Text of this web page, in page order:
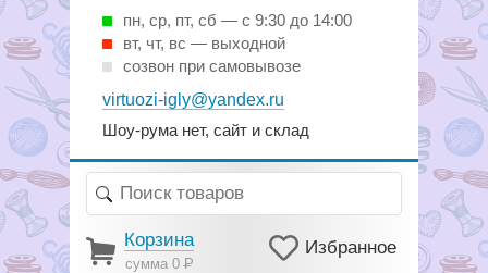
пн, ср, пт, cб — с 9:30 до 14:00
вт, чт, вс — выходной
созвон при самовывозе
virtuozi-igly@yandex.ru
Шоу-рума нет, сайт и склад
Корзина
сумма 0Р
Избранное